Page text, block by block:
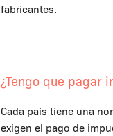
fabricantes.
¿Tengo que pagar
Cada país tiene una
exigen el pago de